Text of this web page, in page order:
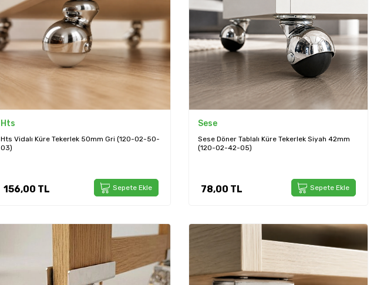
Hts
Hts Vidalı Küre Tekerlek 50mm Gri (120-02-50-
03)
156,00 TL Sepete Ekle
Sese
Sese Döner Tablalı Küre Tekerlek Siyah 42mm
(120-02-42-05)
78,00 TL Sepete Ekle